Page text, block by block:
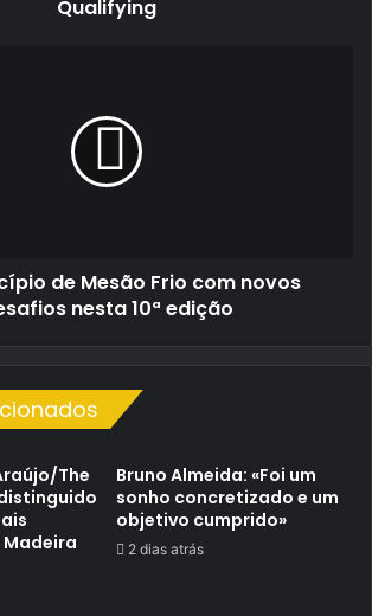
Qualifying
de Mesão Frio com novos
nesta 10ª edição
The
Madeira
Bruno Almeida: «Foi um
sonho concretizado e um
objetivo cumprido»
2 dias atrás